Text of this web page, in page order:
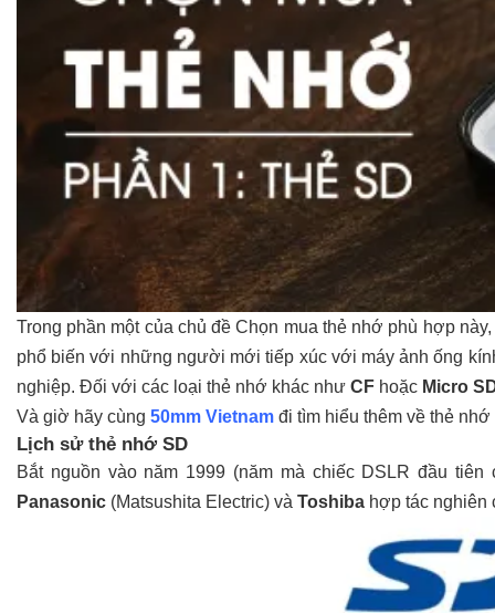
Trong phần một của chủ đề Chọn mua thẻ nhớ phù hợp
phổ biến với những người mới tiếp xúc với máy ảnh ống
nghiệp. Đối với các loại thẻ nhớ khác như CF hoặc Micro
Và giờ hãy cùng 50mm Vietnam đi tìm hiểu thêm về thẻ nhớ
Lịch sử thẻ nhớ SD
Bắt nguồn vào năm 1999 (năm mà chiếc DSLR đầu
Panasonic (Matsushita Electric) và Toshiba hợp tác nghiên